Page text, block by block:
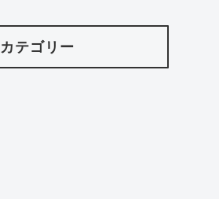
カテゴリー